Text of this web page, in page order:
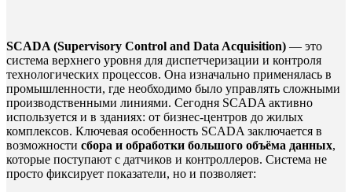
SCADA (Supervisory Control and Data Acquisition) — это
система верхнего уровня для диспетчеризации и контроля
технологических процессов. Она изначально применялась в
промышленности, где необходимо было управлять сложными
производственными линиями. Сегодня SCADA активно
используется и в зданиях: от бизнес-центров до жилых
комплексов. Ключевая особенность SCADA заключается в
возможности сбора и обработки большого объёма данных,
которые поступают с датчиков и контроллеров. Система не
просто фиксирует показатели, но и позволяет: